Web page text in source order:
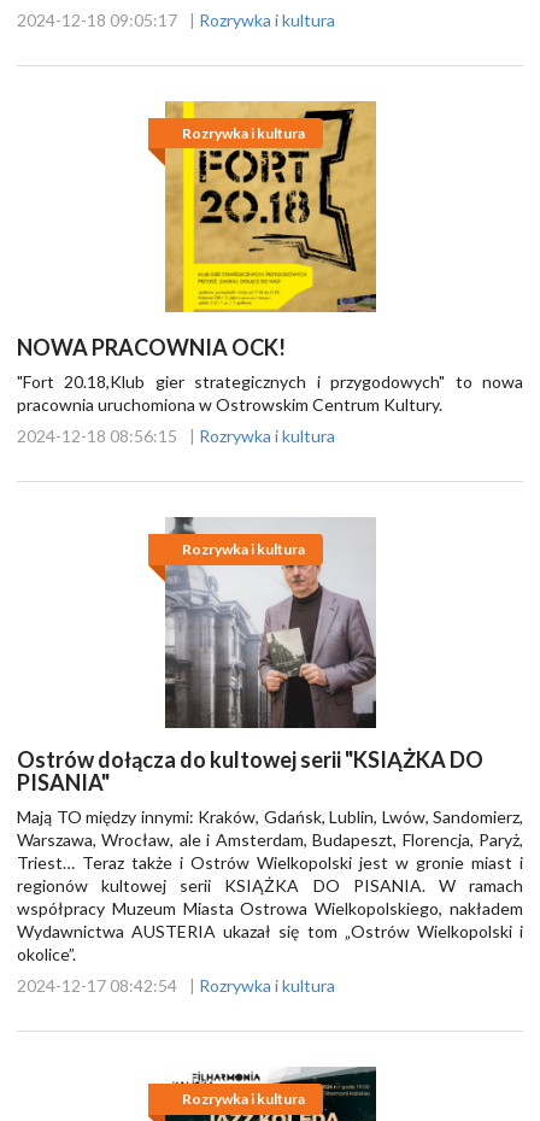
2024-12-18 09:05:17
| Rozrywka i kultura
Rozrywka i kultura
NOWA PRACOWNIA OCK!
"Fort 20.18,Klub gier strategicznych i przygodowych" to nowa
pracownia uruchomiona w Ostrowskim Centrum Kultury.
2024-12-18 08:56:15
| Rozrywka i kultura
Rozrywka i kultura
Ostrów dołącza do kultowej serii "KSIĄŻKA DO
PISANIA"
Mają TO między innymi: Kraków, Gdańsk, Lublin, Lwów, Sandomierz,
Warszawa, Wrocław, ale i Amsterdam, Budapeszt, Florencja, Paryż,
Triest… Teraz także i Ostrów Wielkopolski jest w gronie miast i
regionów kultowej serii KSIĄŻKA DO PISANIA. W ramach
współpracy Muzeum Miasta Ostrowa Wielkopolskiego, nakładem
Wydawnictwa AUSTERIA ukazał się tom „Ostrów Wielkopolski i
okolice”.
2024-12-17 08:42:54
Rozrywka i kultura
Rozrywka i kultura